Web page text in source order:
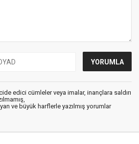
edici cümleler veya imalar, inançlara saldırı
ve büyük harflerle yazılmış yorumlar